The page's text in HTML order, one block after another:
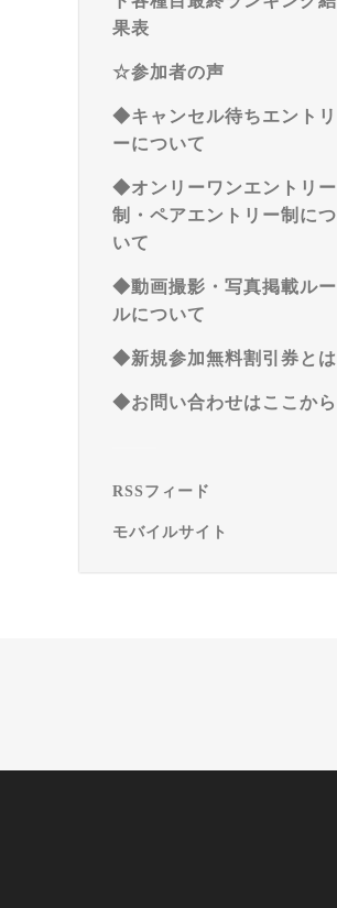
果表
☆参加者の声
◆キャンセル待ちエントリ
ーについて
◆オンリーワンエントリー
制・ペアエントリー制につ
いて
◆動画撮影・写真掲載ルー
ルについて
◆新規参加無料割引券とは
◆お問い合わせはここから
RSSフィード
モバイルサイト